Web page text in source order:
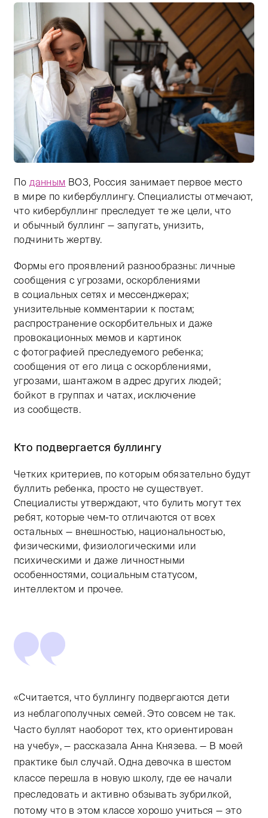
Тифлокомментарий: цветная фотография. То же
По данным ВОЗ, Россия занимает первое место
в мире по кибербуллингу. Специалисты отмечают,
что кибербуллинг преследует те же цели, что
и обычный буллинг — запугать, унизить,
подчинить жертву.
Формы его проявлений разнообразны: личные
сообщения с угрозами, оскорблениями
в социальных сетях и мессенджерах;
унизительные комментарии к постам;
распространение оскорбительных и даже
провокационных мемов и картинок
с фотографией преследуемого ребенка;
сообщения от его лица с оскорблениями,
угрозами, шантажом в адрес других людей;
бойкот в группах и чатах, исключение
из сообществ.
Кто подвергается буллингу
Четких критериев, по которым обязательно будут
буллить ребенка, просто не существует.
Специалисты утверждают, что булить могут тех
ребят, которые чем-то отличаются от всех
остальных — внешностью, национальностью,
физическими, физиологическими или
психическими и даже личностными
особенностями, социальным статусом,
интеллектом и прочее.
«Считается, что буллингу подвергаются дети
из неблагополучных семей. Это совсем не так.
Часто буллят наоборот тех, кто ориентирован
на учебу», — рассказала Анна Князева. — В моей
практике был случай. Одна девочка в шестом
классе перешла в новую школу, где ее начали
преследовать и активно обзывать зубрилкой,
потому что в этом классе хорошо учиться — это